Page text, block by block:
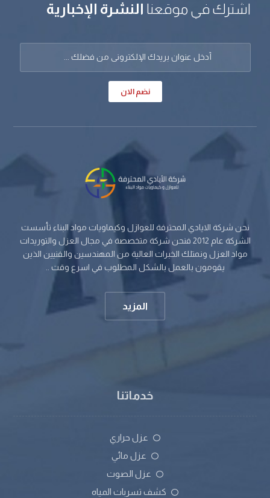
اشترك في موقعنا النشرة الإخبارية
نضم الان
نحن شركة الايادي المحترفة للعوازل وكيماويات مواد البناء تأسست
الشركة عام 2012 فنحن شركة متخصصة في مجال العزل والتوريدات
مواد العزل ونمتلك الخبرات العالية من المهندسين والفنيين الذين
يقومون بالعمل بالشكل المطلوب في اسرع وقت ..
المزيد
خدماتنا
عزل حراري
عزل مائي
عزل الصوت
كشف تسربات المياه